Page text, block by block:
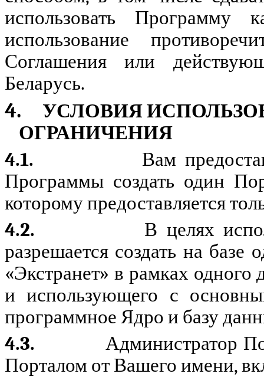
использовать Программу
использование
Соглашения или
Беларусь.
4.
УСЛОВИЯ
ОГРАНИЧЕНИЯ
4.1.
Вам
Программы создать один
которому предоставляется
4.2.
В целях
разрешается создать на
«Экстранет» в рамках
и использующего с
программное Ядро и базу
4.3.
Администратор
Порталом от Вашего имени,